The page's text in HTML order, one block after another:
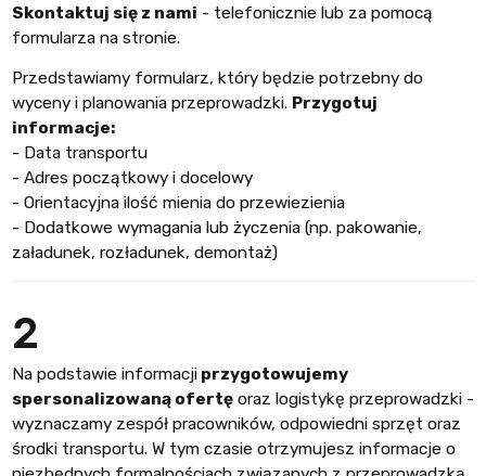
Skontaktuj się z nami - telefonicznie lub za pomocą
formularza na stronie.
Przedstawiamy formularz, który będzie potrzebny do
wyceny i planowania przeprowadzki. Przygotuj
informacje:
- Data transportu
- Adres początkowy i docelowy
- Orientacyjna ilość mienia do przewiezienia
- Dodatkowe wymagania lub życzenia (np. pakowanie,
załadunek, rozładunek, demontaż)
2
Na podstawie informacjiprzygotowujemy
spersonalizowaną ofertęoraz logistykę przeprowadzki -
wyznaczamy zespół pracowników, odpowiedni sprzęt oraz
środki transportu. W tym czasie otrzymujesz informacje o